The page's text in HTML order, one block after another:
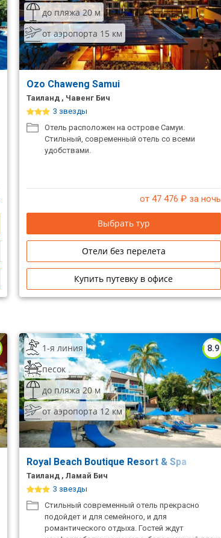
до пляжа 20 м
от аэропорта 15 км
Ozo Chaweng Samui
Таиланд , Чавенг Бич
3 звезды
Отель расположен на острове Самуи.
Стильный, современный отель со всеми
удобствами.
от 47 476 ₽ за ночь
Выбрать тур
Отели без перелета
Купить путевку в офисе
8.9
1-я линия
песок
до пляжа 20 м
от аэропорта 12 км
Royal Beach Boutique Resort & Spa
Таиланд , Ламай Бич
3 звезды
Стильный современный отель прекрасно
подойдет и для семейного, и для
романтического отдыха. Гостей ждут